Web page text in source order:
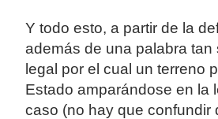
Y todo esto, a partir de la
además de una palabra
legal por el cual un terreno
Estado amparándose en la
caso (no hay que confundir